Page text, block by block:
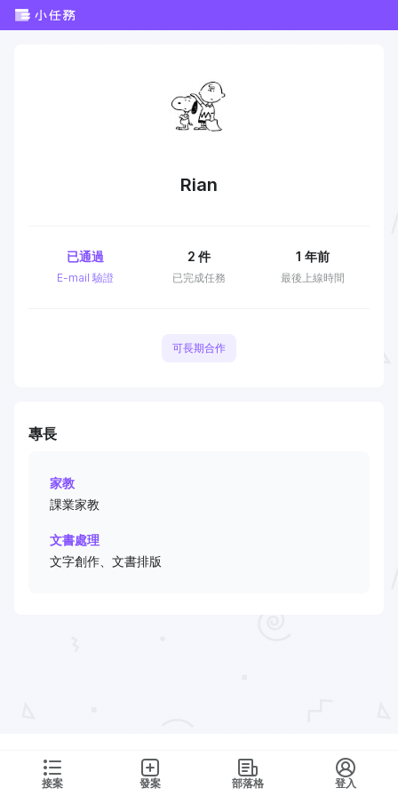
接案 發案 部落格 登入
Rian
E-mail 驗證
已通過
已完成任務
2 件
最後上線時間
1 年前
可長期合作
專長
家教
課業家教
文書處理
文字創作、文書排版